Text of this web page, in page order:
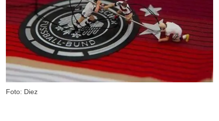
Foto: Diez